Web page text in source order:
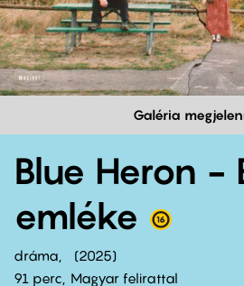
Galéria
Blue Heron -
emléke
dráma
2025
91 perc,
Magyar felirattal